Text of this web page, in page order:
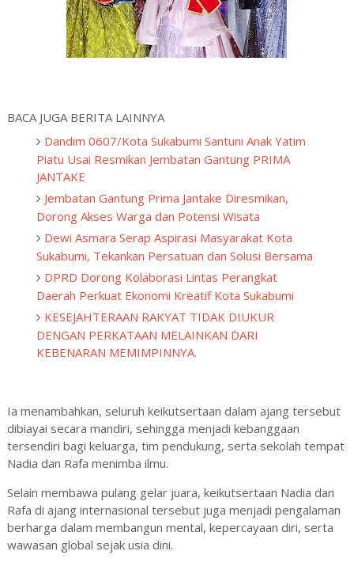
BACA JUGA BERITA LAINNYA
Dandim 0607/Kota Sukabumi Santuni Anak Yatim
Piatu Usai Resmikan Jembatan Gantung PRIMA
JANTAKE
Jembatan Gantung Prima Jantake Diresmikan,
Dorong Akses Warga dan Potensi Wisata
Dewi Asmara Serap Aspirasi Masyarakat Kota
Sukabumi, Tekankan Persatuan dan Solusi Bersama
DPRD Dorong Kolaborasi Lintas Perangkat
Daerah Perkuat Ekonomi Kreatif Kota Sukabumi
KESEJAHTERAAN RAKYAT TIDAK DIUKUR
DENGAN PERKATAAN MELAINKAN DARI
KEBENARAN MEMIMPINNYA.
Ia menambahkan, seluruh keikutsertaan dalam ajang tersebut
dibiayai secara mandiri, sehingga menjadi kebanggaan
tersendiri bagi keluarga, tim pendukung, serta sekolah tempat
Nadia dan Rafa menimba ilmu.
‎‎Selain membawa pulang gelar juara, keikutsertaan Nadia dan
Rafa di ajang internasional tersebut juga menjadi pengalaman
berharga dalam membangun mental, kepercayaan diri, serta
wawasan global sejak usia dini.